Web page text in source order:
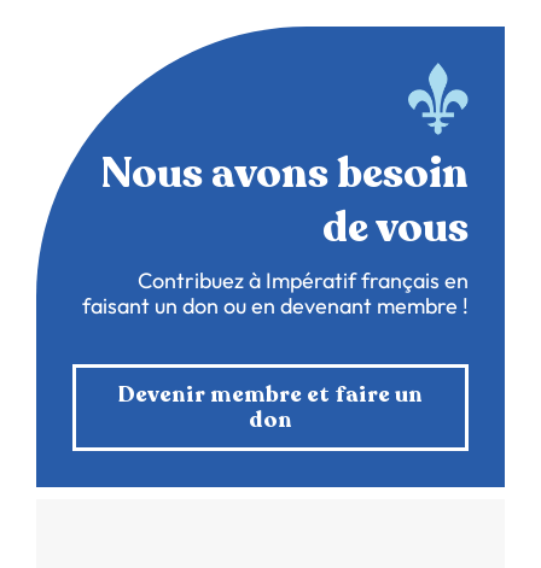
Nous avons besoin
de vous
Contribuez à Impératif français en
faisant un don ou en devenant membre !
Devenir membre et faire un
don